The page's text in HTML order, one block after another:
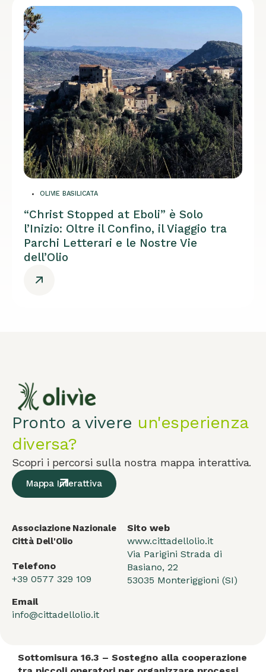
OLIVIE BASILICATA
“Christ Stopped at Eboli” è Solo
l’Inizio: Oltre il Confino, il Viaggio tra
Parchi Letterari e le Nostre Vie
dell’Olio
Pronto a vivere un'esperienza
diversa?
Scopri i percorsi sulla nostra mappa interattiva.
Mappa Interattiva
Associazione Nazionale
Città Dell'Olio
Telefono
+39 0577 329 109
Email
info@cittadellolio.it
Sito web
www.cittadellolio.it
Via Parigini Strada di
Basiano, 22
53035 Monteriggioni (SI)
Sottomisura 16.3 – Sostegno alla cooperazione